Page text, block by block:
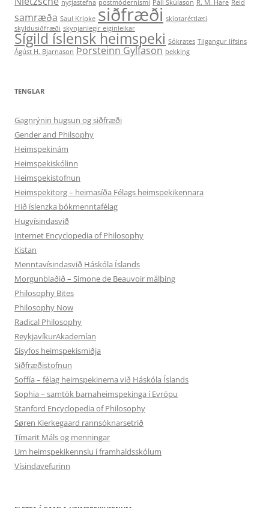
nytjastefna postmódernismi Páll Skúlason R. M. Hare Reid
samræða Saul Kripke siðfræði skiptaréttlæti
skyldusiðfræði skynjanlegir eiginleikar
Sígild íslensk heimspeki Sókrates Tilgangur lífsins
Ágúst H. Bjarnason Þorsteinn Gylfason þekking
TENGLAR
Gagnrýnin hugsun og siðfræði
Gender and Philsophy
Heimspekinám
Heimspekiskólinn
Heimspekistofnun
Heimspekitorg – heimasíða Félags heimspekikennara
Hið íslenzka bókmenntafélag
Hugvísindasvið
Internet Encyclopedia of Philosophy
Kistan
Menntavísindasvið Háskóla Íslands
Morgunblaðið – Simone de Beauvoir málþing
Philosophy Bites
Philosophy Now
Radical Philosophy
ReykjavíkurAkademían
Sísyfos heimspekismiðja
Siðfræðistofnun
Soffía – félag heimspekinema við Háskóla Íslands
Sophia – samtök barnaheimspekinga í Evrópu
Stanford Encyclopedia of Philosophy
Søren Kierkegaard rannsóknarsetrið
Tímarit Máls og menningar
Um heimspekikennslu í framhaldsskólum
Vísindavefurinn